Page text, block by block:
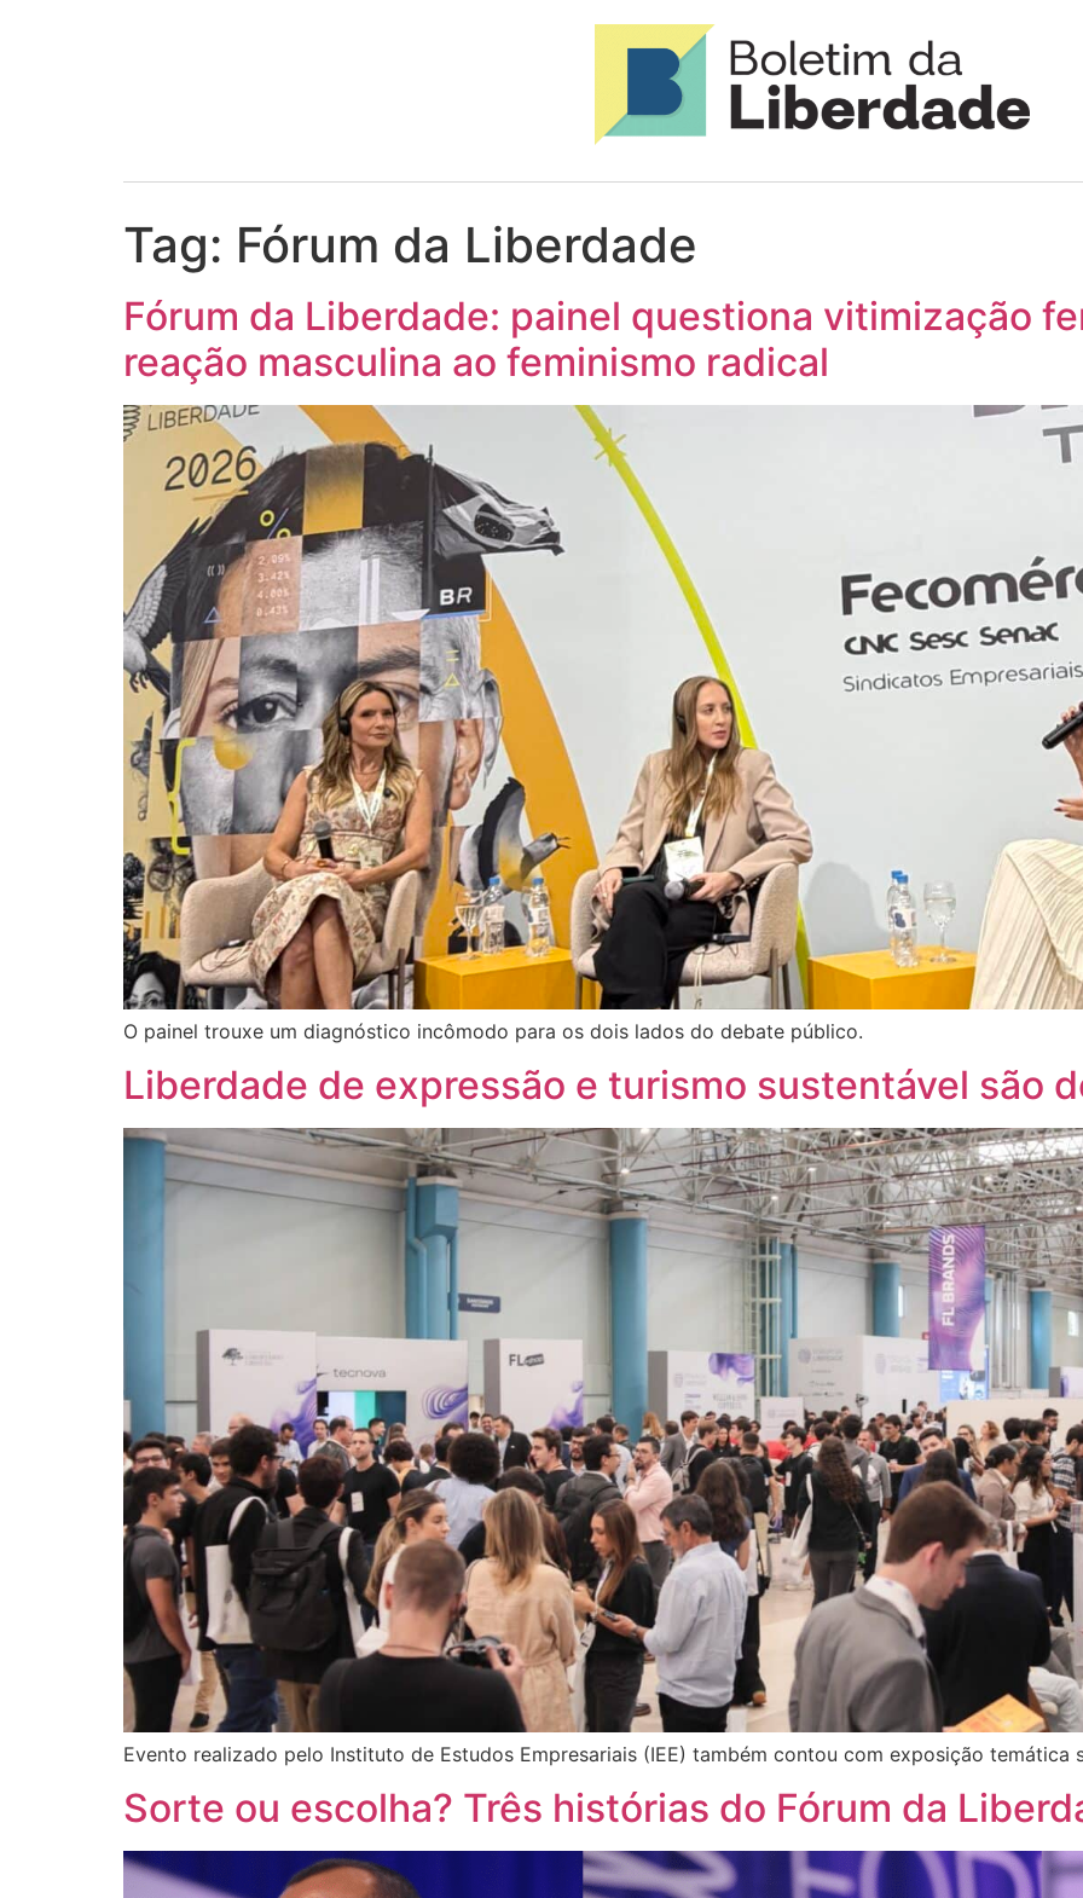
Tag: Fórum da Liberdade
Fórum da Liberdade: painel questiona vitimização
reação masculina ao feminismo radical
O painel trouxe um diagnóstico incômodo para os dois lados do debate público.
Liberdade de expressão e turismo sustentável são
Evento realizado pelo Instituto de Estudos Empresariais (IEE) também contou com exposição temática
Sorte ou escolha? Três histórias do Fórum da